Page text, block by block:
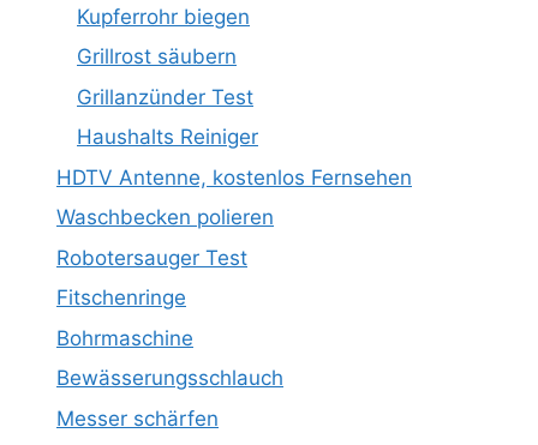
Kupferrohr biegen
Grillrost säubern
Grillanzünder Test
Haushalts Reiniger
HDTV Antenne, kostenlos Fernsehen
Waschbecken polieren
Robotersauger Test
Fitschenringe
Bohrmaschine
Bewässerungsschlauch
Messer schärfen